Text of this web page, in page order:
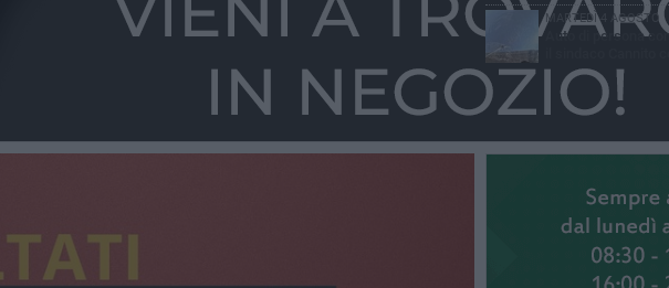
MARTEDÌ 4 AGOSTO
Auto di persona